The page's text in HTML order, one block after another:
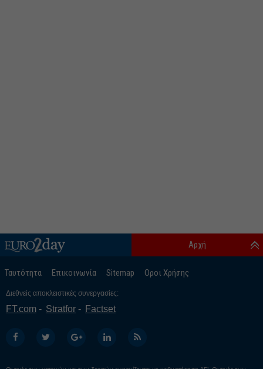
Ταυτότητα Επικοινωνία Sitemap Οροι Χρήσης
Αρχή
Διεθνείς αποκλειστικές συνεργασίες:
FT.com Stratfor Factset